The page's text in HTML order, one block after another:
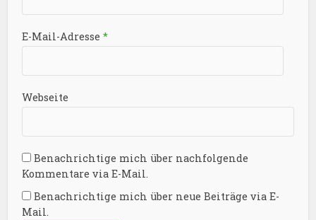
E-Mail-Adresse*
Webseite
Benachrichtige mich über nachfolgende
Kommentare via E-Mail.
Benachrichtige mich über neue Beiträge via E-
Mail.